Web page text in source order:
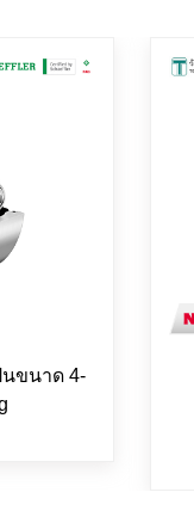
นขนาด 4-